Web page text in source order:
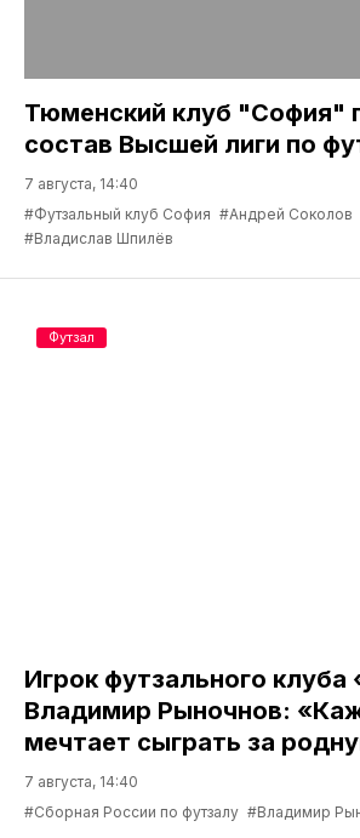
Тюменский клуб "София"
состав Высшей лиги по
7 августа, 14:40
#Футзальный клуб София #Андрей Соколов
#Владислав Шпилёв
Игрок футзального
Владимир Рыночнов:
мечтает сыграть за
7 августа, 14:40
#Сборная России по футзалу #Владимир
Футзал